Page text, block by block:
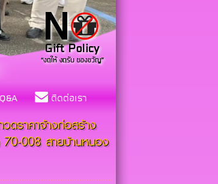
า “เราทำความดีด้วยหัวใจ”
ติดต่อเรา
วดราคาจ้างก่อสร้าง
008 สายบ้านหนอง